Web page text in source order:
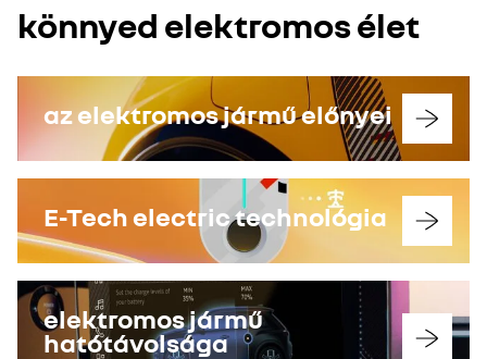
könnyed elektromos élet
az elektromos jármű előnyei
E-Tech electric technológia
elektromos jármű
hatótávolsága